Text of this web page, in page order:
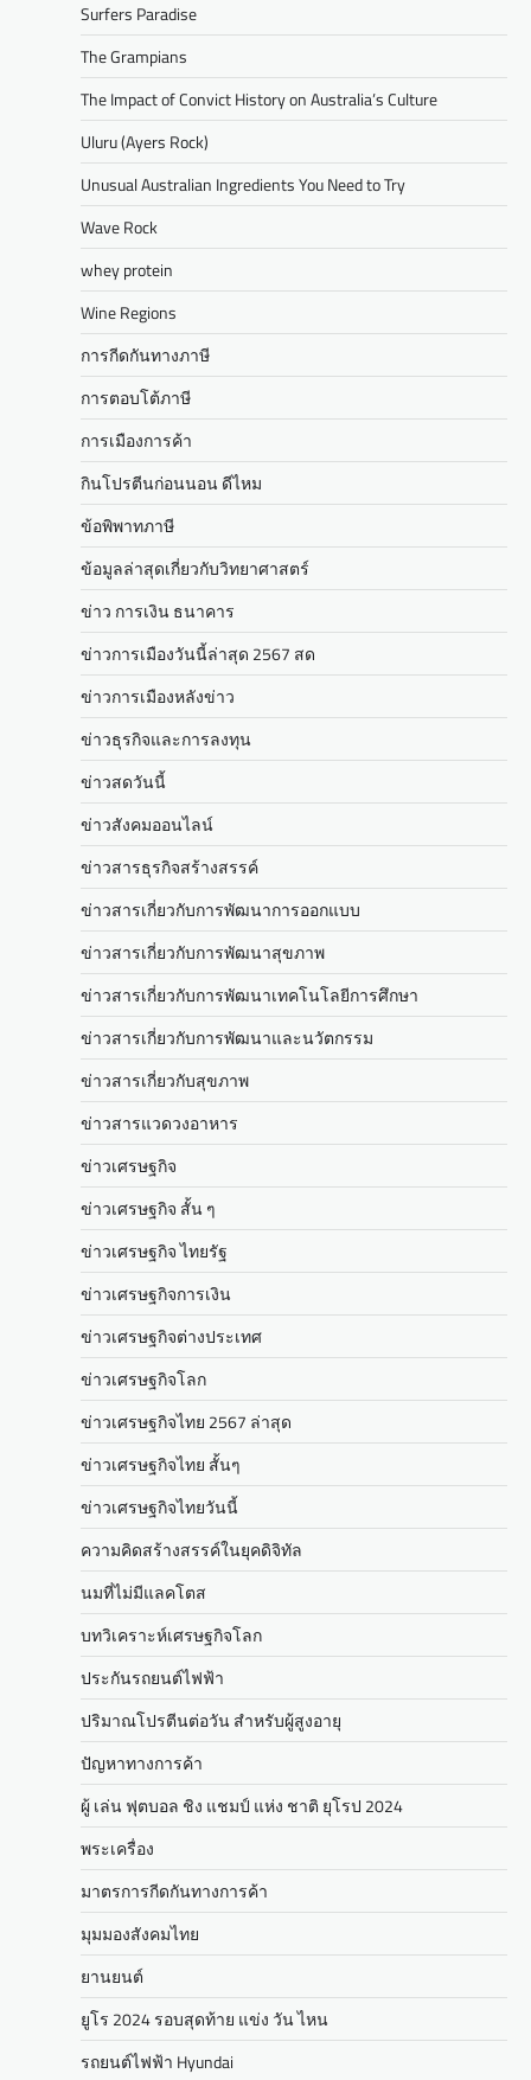
Surfers Paradise
The Grampians
The Impact of Convict History on Australia’s Culture
Uluru (Ayers Rock)
Unusual Australian Ingredients You Need to Try
Wave Rock
whey protein
Wine Regions
การกีดกันทางภาษี
การตอบโต้ภาษี
การเมืองการค้า
กินโปรตีนก่อนนอน ดีไหม
ข้อพิพาทภาษี
ข้อมูลล่าสุดเกี่ยวกับวิทยาศาสตร์
ข่าว การเงิน ธนาคาร
ข่าวการเมืองวันนี้ล่าสุด 2567 สด
ข่าวการเมืองหลังข่าว
ข่าวธุรกิจและการลงทุน
ข่าวสดวันนี้
ข่าวสังคมออนไลน์
ข่าวสารธุรกิจสร้างสรรค์
ข่าวสารเกี่ยวกับการพัฒนาการออกแบบ
ข่าวสารเกี่ยวกับการพัฒนาสุขภาพ
ข่าวสารเกี่ยวกับการพัฒนาเทคโนโลยีการศึกษา
ข่าวสารเกี่ยวกับการพัฒนาและนวัตกรรม
ข่าวสารเกี่ยวกับสุขภาพ
ข่าวสารแวดวงอาหาร
ข่าวเศรษฐกิจ
ข่าวเศรษฐกิจ สั้น ๆ
ข่าวเศรษฐกิจ ไทยรัฐ
ข่าวเศรษฐกิจการเงิน
ข่าวเศรษฐกิจต่างประเทศ
ข่าวเศรษฐกิจโลก
ข่าวเศรษฐกิจไทย 2567 ล่าสุด
ข่าวเศรษฐกิจไทย สั้นๆ
ข่าวเศรษฐกิจไทยวันนี้
ความคิดสร้างสรรค์ในยุคดิจิทัล
นมที่ไม่มีแลคโตส
บทวิเคราะห์เศรษฐกิจโลก
ประกันรถยนต์ไฟฟ้า
ปริมาณโปรตีนต่อวัน สำหรับผู้สูงอายุ
ปัญหาทางการค้า
ผู้ เล่น ฟุตบอล ชิง แชมป์ แห่ง ชาติ ยุโรป 2024
พระเครื่อง
มาตรการกีดกันทางการค้า
มุมมองสังคมไทย
ยานยนต์
ยูโร 2024 รอบสุดท้าย แข่ง วัน ไหน
รถยนต์ไฟฟ้า Hyundai